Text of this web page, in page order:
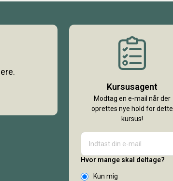
Kursusagent
Modtag en e-mail når der
oprettes nye hold for dette
kursus!
Hvor mange skal deltage?
Kun mig